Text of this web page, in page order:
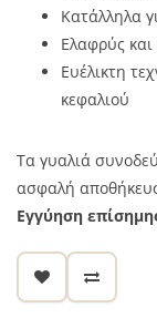
Κατάλληλα
Ελαφρύς
Ευέλικτη
κεφαλιού
Τα γυαλιά
ασφαλή
Εγγύηση